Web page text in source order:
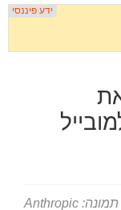
תמונה: Anthropic